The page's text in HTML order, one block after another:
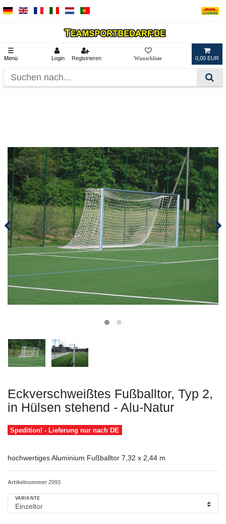
☰
Menü Login Registrieren 0,00 EUR
Eckverschweißtes Fußballtor, Typ 2,
in Hülsen stehend - Alu-Natur
Spedition! - Lieferung nur nach DE
hochwertiges Aluminium Fußballtor 7,32 x 2,44 m
Artikelnummer 2993
VARIANTE